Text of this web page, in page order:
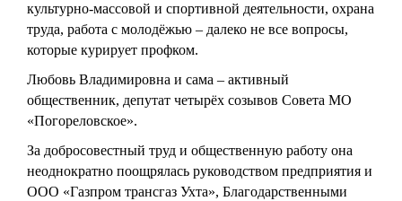
культурно-массовой и спортивной деятельности, охрана
труда, работа с молодёжью – далеко не все вопросы,
которые курирует профком.
Любовь Владимировна и сама – активный
общественник, депутат четырёх созывов Совета МО
«Погореловское».
За добросовестный труд и общественную работу она
неоднократно поощрялась руководством предприятия и
ООО «Газпром трансгаз Ухта», Благодарственными